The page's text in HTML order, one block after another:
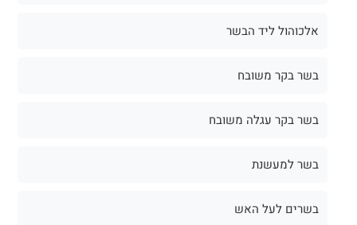
אלכוהול ליד הבשר
בשר בקר משובח
בשר בקר עגלה משובח
בשר למעשנת
בשרים לעל האש